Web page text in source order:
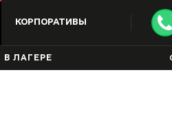
КОРПОРАТИВЫ
В ЛАГЕРЕ